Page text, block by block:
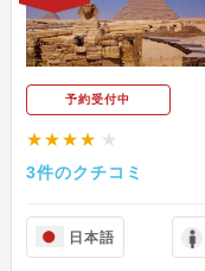
予約受付中
★★★★ ★
3件のクチコミ
日本語